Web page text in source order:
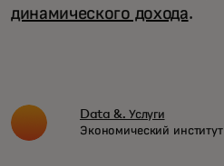
динамического дохода.
Data &. Услуги
Экономический институт